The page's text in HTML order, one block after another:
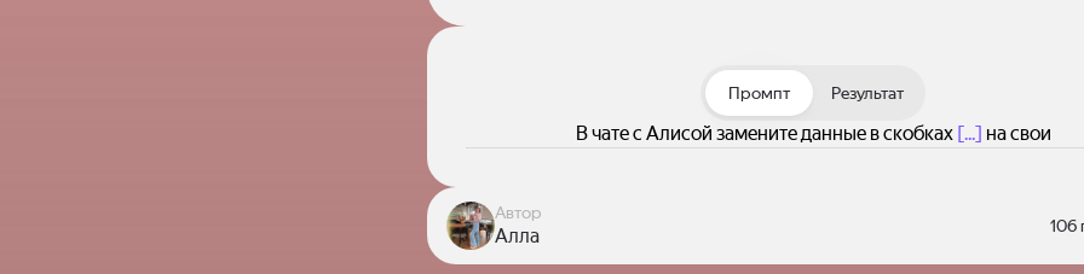
Промпт Результат
В чате с Алисой замените данные в скобках [...] на свои
Автор
Алла 106